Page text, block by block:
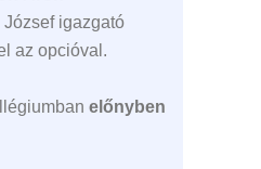
igazgató
az opcióval.
előnyben